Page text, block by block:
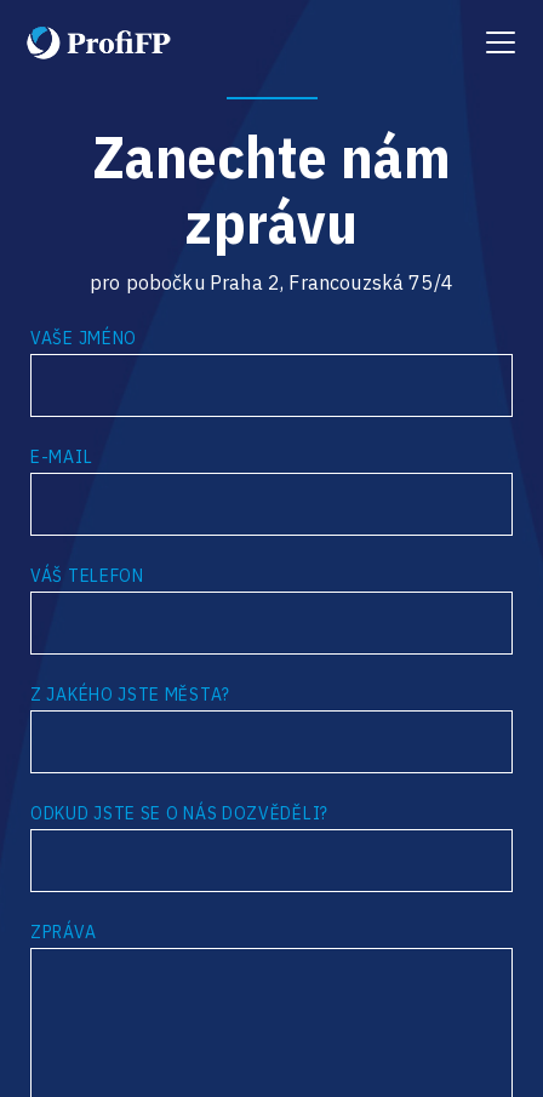
Menu
Zanechte nám
zprávu
pro pobočku Praha 2, Francouzská 75/4
VAŠE JMÉNO
E-MAIL
VÁŠ TELEFON
Z JAKÉHO JSTE MĚSTA?
ODKUD JSTE SE O NÁS DOZVĚDĚLI?
ZPRÁVA